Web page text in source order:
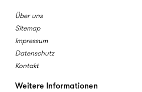
Über uns
Sitemap
Impressum
Datenschutz
Kontakt
Weitere Informationen